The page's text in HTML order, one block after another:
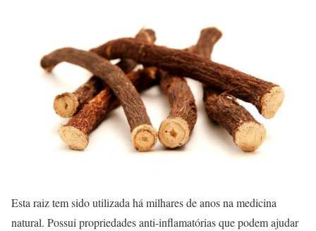
Esta raiz tem sido utilizada há milhares de anos na medicina
natural. Possui propriedades anti-inflamatórias que podem ajudar